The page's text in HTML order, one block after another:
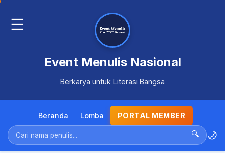
☰
Event Menulis Nasional
Berkarya untuk Literasi Bangsa
Beranda Lomba PORTAL MEMBER
🔍 🌙